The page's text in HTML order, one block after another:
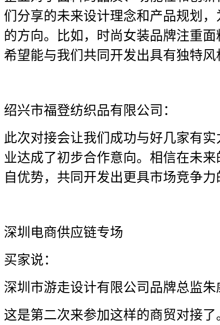
们分享的未来设计理念和产品规划
的方向。比如，时尚女装品牌注重
希望能与我们共同开发出具有独特
绍兴市福登纺织品有限公司：
此次对接会让我们成功与好几家有
业达成了初步合作意向。相信在未
自优势，共同开发出更具市场竞争
深圳电商供应链专场
买家说：
深圳市游走设计有限公司品牌总监朱
这是第二次来参加这样的商贸对接